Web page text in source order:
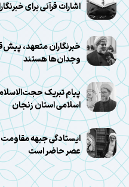
اشارات قرآنی برای
خبرنگاران متعهد،
وجدان‌ها هستند
پیام تبریک
اسلامی استان زنجان
ایستادگی جبهه مقاومت
عصر حاضر است